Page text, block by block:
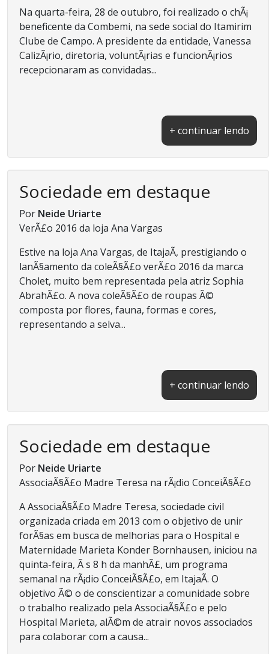
Na quarta-feira, 28 de outubro, foi realizado o chÃ¡
beneficente da Combemi, na sede social do Itamirim
Clube de Campo. A presidente da entidade, Vanessa
CalizÃ¡rio, diretoria, voluntÃ¡rias e funcionÃ¡rios
recepcionaram as convidadas...
+ continuar lendo
Sociedade em destaque
Por Neide Uriarte
VerÃ£o 2016 da loja Ana Vargas
Estive na loja Ana Vargas, de ItajaÃ­, prestigiando o
lanÃ§amento da coleÃ§Ã£o verÃ£o 2016 da marca
Cholet, muito bem representada pela atriz Sophia
AbrahÃ£o. A nova coleÃ§Ã£o de roupas Ã©
composta por flores, fauna, formas e cores,
representando a selva...
+ continuar lendo
Sociedade em destaque
Por Neide Uriarte
AssociaÃ§Ã£o Madre Teresa na rÃ¡dio ConceiÃ§Ã£o
A AssociaÃ§Ã£o Madre Teresa, sociedade civil
organizada criada em 2013 com o objetivo de unir
forÃ§as em busca de melhorias para o Hospital e
Maternidade Marieta Konder Bornhausen, iniciou na
quinta-feira, Ã s 8 h da manhÃ£, um programa
semanal na rÃ¡dio ConceiÃ§Ã£o, em ItajaÃ­. O
objetivo Ã© o de conscientizar a comunidade sobre
o trabalho realizado pela AssociaÃ§Ã£o e pelo
Hospital Marieta, alÃ©m de atrair novos associados
para colaborar com a causa...